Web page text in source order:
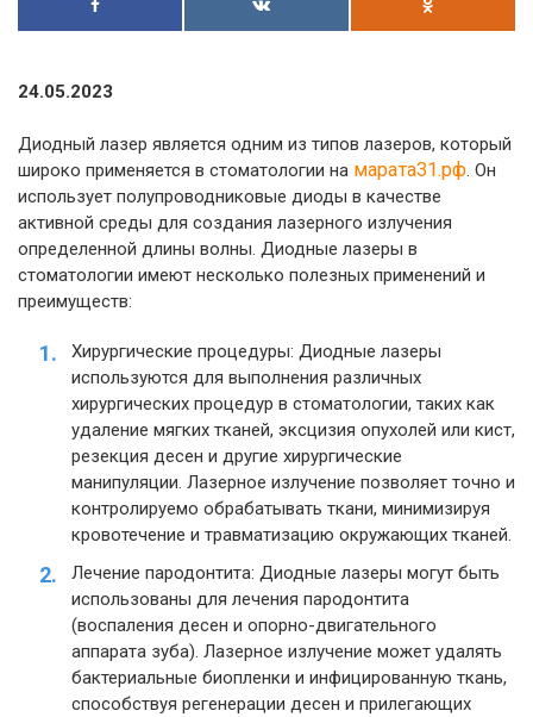
24.05.2023
Диодный лазер является одним из типов лазеров, который
широко применяется в стоматологии на марата31.рф. Он
использует полупроводниковые диоды в качестве
активной среды для создания лазерного излучения
определенной длины волны. Диодные лазеры в
стоматологии имеют несколько полезных применений и
преимуществ:
Хирургические процедуры: Диодные лазеры
используются для выполнения различных
хирургических процедур в стоматологии, таких как
удаление мягких тканей, эксцизия опухолей или кист,
резекция десен и другие хирургические
манипуляции. Лазерное излучение позволяет точно и
контролируемо обрабатывать ткани, минимизируя
кровотечение и травматизацию окружающих тканей.
Лечение пародонтита: Диодные лазеры могут быть
использованы для лечения пародонтита
(воспаления десен и опорно-двигательного
аппарата зуба). Лазерное излучение может удалять
бактериальные биопленки и инфицированную ткань,
способствуя регенерации десен и прилегающих